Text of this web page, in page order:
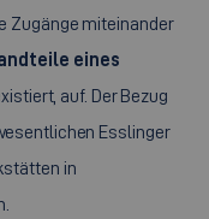
Zugänge miteinander
eines
auf. Der Bezug
Esslinger
in